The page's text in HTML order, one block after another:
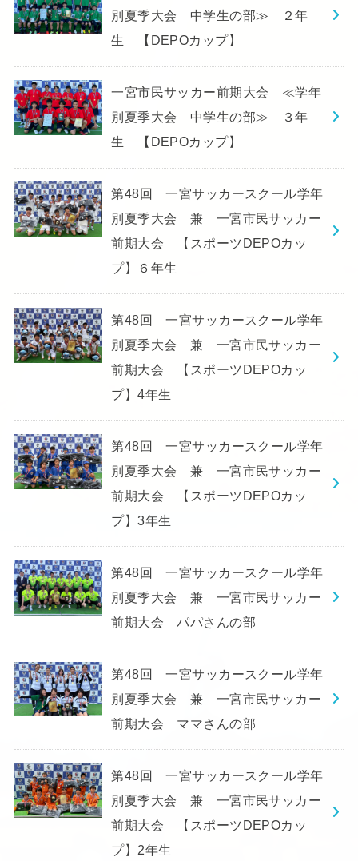
別夏季大会 中学生の部≫ ２年
生 【DEPOカップ】
一宮市民サッカー前期大会 ≪学年
別夏季大会 中学生の部≫ ３年
生 【DEPOカップ】
第48回 一宮サッカースクール学年
別夏季大会 兼 一宮市民サッカー
前期大会 【スポーツDEPOカッ
プ】６年生
第48回 一宮サッカースクール学年
別夏季大会 兼 一宮市民サッカー
前期大会 【スポーツDEPOカッ
プ】4年生
第48回 一宮サッカースクール学年
別夏季大会 兼 一宮市民サッカー
前期大会 【スポーツDEPOカッ
プ】3年生
第48回 一宮サッカースクール学年
別夏季大会 兼 一宮市民サッカー
前期大会 パパさんの部
第48回 一宮サッカースクール学年
別夏季大会 兼 一宮市民サッカー
前期大会 ママさんの部
第48回 一宮サッカースクール学年
別夏季大会 兼 一宮市民サッカー
前期大会 【スポーツDEPOカッ
プ】2年生